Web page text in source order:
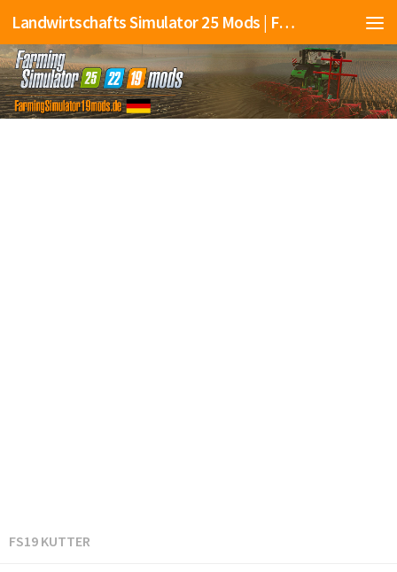
Landwirtschafts Simulator 25 Mods | Farming Simulator 25 Mods | FS25 Mods
FS19 KUTTER